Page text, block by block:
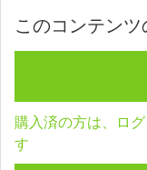
このコンテン
購入済の方は、ロ
す